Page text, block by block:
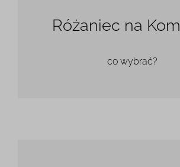
Różaniec na
co wybrać?